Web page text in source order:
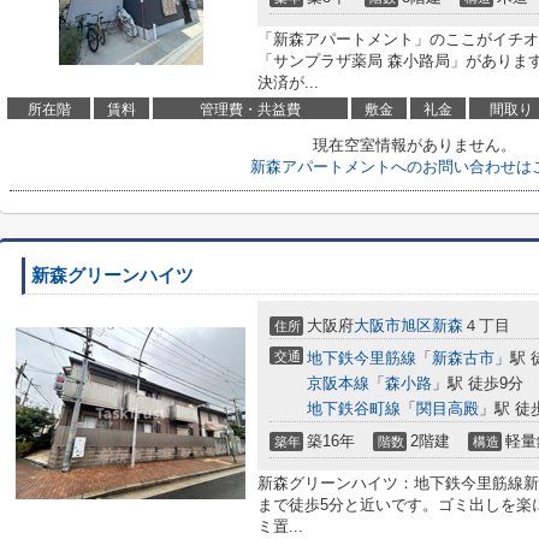
「新森アパートメント」のここがイチ
「サンプラザ薬局 森小路局」があり
決済が...
所在階 賃料 管理費・共益費 敷金 礼金 間取り
現在空室情報がありません。
新森アパートメントへのお問い合わせは
新森グリーンハイツ
住所 大阪府大阪市旭区新森 ４丁目
交通 地下鉄今里筋線 「 新森古市 」駅
京阪本線 「 森小路 」駅 徒歩9分
地下鉄谷町線 「 関目高殿 」駅 徒
築年 築16年 階数 2階建 構造 軽
新森グリーンハイツ：地下鉄今里筋線
まで徒歩5分と近いです。ゴミ出しを
ミ置...